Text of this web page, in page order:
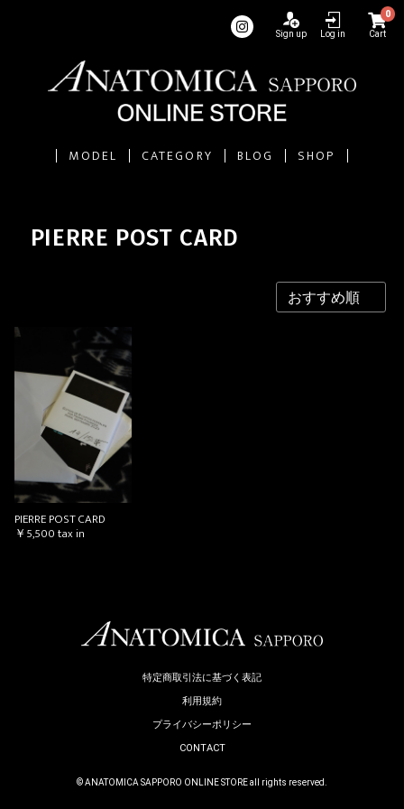
Sign up Log in
0
Cart
MODEL CATEGORY BLOG SHOP
PIERRE POST CARD
PIERRE POST CARD
￥5,500tax in
お買い物を続ける
特定商取引法に基づく表記
利用規約
プライバシーポリシー
CONTACT
© ANATOMICA SAPPORO ONLINE STORE all rights reserved.